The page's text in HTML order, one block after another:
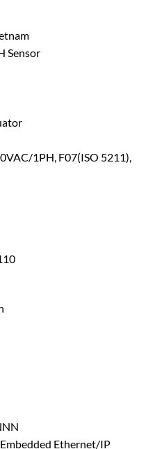
Sensor
1PH, F07(ISO 5211),
Ethernet/IP